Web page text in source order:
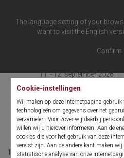
Cookie-instellingen
Wij maken op deze internetpagina gebruik
technologieën om gegevens over het
verzamelen. Voor zover wij daarbij
willen wij u hierover informeren. Aan de
cookies die voor het gebruik van deze
vereist zijn. Aan de andere kant maken
statistische analyse van onze
The language setting of your
want to visit the English
Confirm
11. - 12. september 2026
11. - 12. september 2026 French